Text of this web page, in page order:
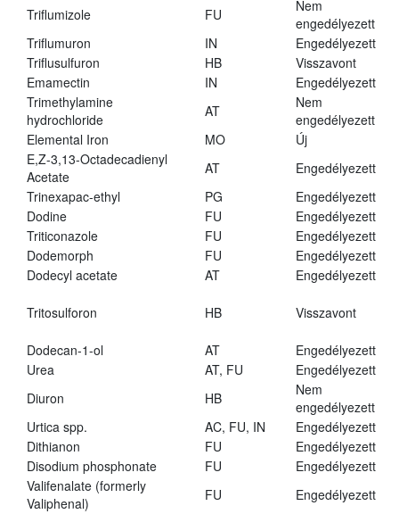
Triflumizole
FU
Nem
engedélyezett
Triflumuron
IN
Engedélyezett
Triflusulfuron
HB
Visszavont
Emamectin
IN
Engedélyezett
Trimethylamine
hydrochloride
AT
Nem
engedélyezett
Elemental Iron
MO
Új
E,Z-3,13-Octadecadienyl
Acetate
AT
Engedélyezett
Trinexapac-ethyl
PG
Engedélyezett
Dodine
FU
Engedélyezett
Triticonazole
FU
Engedélyezett
Dodemorph
FU
Engedélyezett
Dodecyl acetate
AT Engedélyezett
Tritosulforon HB Visszavont
Dodecan-1-ol AT
Engedélyezett
Urea
AT, FU
Engedélyezett
Diuron
HB
Nem
engedélyezett
Urtica spp.
AC, FU, IN
Engedélyezett
Dithianon
FU
Engedélyezett
Disodium phosphonate
FU
Engedélyezett
Valifenalate (formerly
Valiphenal)
FU Engedélyezett